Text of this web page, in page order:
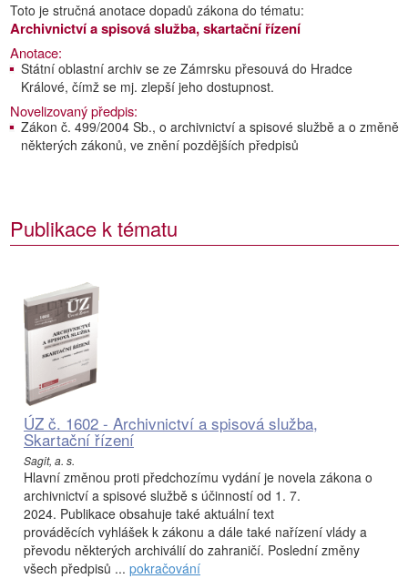
Toto je stručná anotace dopadů zákona do tématu:
Archivnictví a spisová služba, skartační řízení
Anotace:
Státní oblastní archiv se ze Zámrsku přesouvá do Hradce
Králové, čímž se mj. zlepší jeho dostupnost.
Novelizovaný předpis:
Zákon č. 499/2004 Sb., o archivnictví a spisové službě a o změně
některých zákonů, ve znění pozdějších předpisů
Publikace k tématu
ÚZ č. 1602 - Archivnictví a spisová služba,
Skartační řízení
Sagit, a. s.
Hlavní změnou proti předchozímu vydání je novela zákona o
archivnictví a spisové službě s účinností od 1. 7.
2024. Publikace obsahuje také aktuální text
prováděcích vyhlášek k zákonu a dále také nařízení vlády a
převodu některých archiválií do zahraničí. Poslední změny
všech předpisů ... pokračování